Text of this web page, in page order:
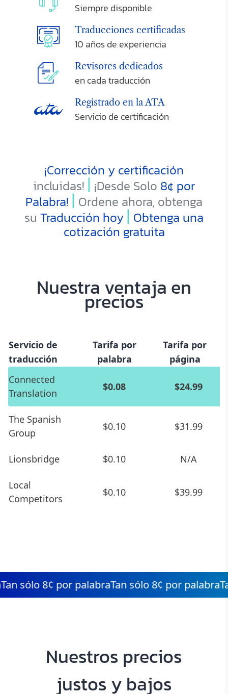
Siempre disponible
Traducciones certificadas
10 años de experiencia
Revisores dedicados
en cada traducción
Registrado en la ATA
Servicio de certificación
¡Corrección y certificación
incluidas! | ¡Desde Solo 8¢ por
Palabra! | Ordene ahora, obtenga
su Traducción hoy | Obtenga una
cotización gratuita
Nuestra ventaja en
precios
Servicio de
traducción
Tarifa por
palabra
Tarifa por
página
Connected
Translation
$0.08 $24.99
The Spanish
Group
$0.10 $31.99
Lionsbridge $0.10 N/A
Local
Competitors
$0.10 $39.99
8¢ por palabraTan sólo 8¢ por palabraTan
Nuestros precios
justos y bajos